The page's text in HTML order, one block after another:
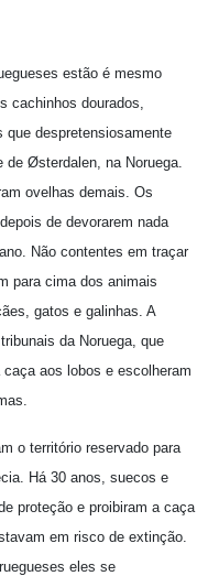
estão é mesmo
cachinhos dourados,
despretensiosamente
de Østerdalen, na Noruega.
ovelhas demais. Os
de devorarem nada
Não contentes em traçar
para cima dos animais
gatos e galinhas. A
da Noruega, que
aos lobos e escolheram
o território reservado para
Há 30 anos, suecos e
proteção e proibiram a caça
em risco de extinção.
eles se